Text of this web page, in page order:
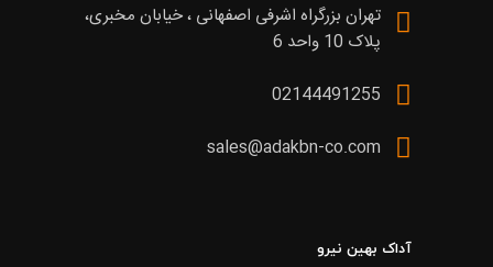
تهران بزرگراه اشرفی اصفهانی ، خیابان مخبری،
پلاک 10 واحد 6
02144491255
sales@adakbn-co.com
آداک بهین نیرو